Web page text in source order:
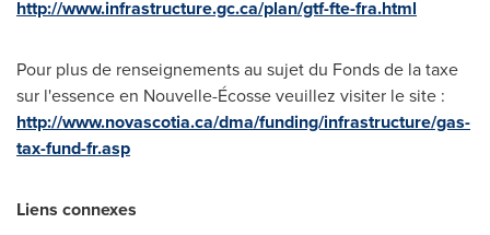
http://www.infrastructure.gc.ca/plan/gtf-fte-fra.html
Pour plus de renseignements au sujet du Fonds de la taxe
sur l'essence en Nouvelle-Écosse veuillez visiter le site :
http://www.novascotia.ca/dma/funding/infrastructure/gas-
tax-fund-fr.asp
Liens connexes